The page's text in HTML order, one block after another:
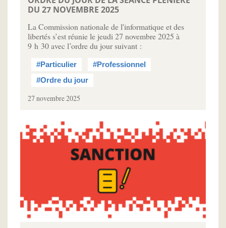
DU 27 NOVEMBRE 2025
La Commission nationale de l'informatique et des
libertés s’est réunie le jeudi 27 novembre 2025 à
9 h 30 avec l’ordre du jour suivant :
#Particulier
#Professionnel
#Ordre du jour
27 novembre 2025